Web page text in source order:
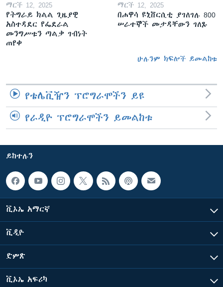
ማርች 12, 2025
የትግራይ ክልል ጊዜያዊ
አስተዳደር የፌደራል
መንግሥቱን ጣልቃ ገብነት
ጠየቀ
ማርች 12, 2025
በሐዋሳ ዩኒቨርሲቲ ያገለገሉ 800
ሠራተኞች መታዳቸውን ገለጹ
ሁሉንም ክፍሎች ይመልከቱ
የቴሌቪዥን ፕሮግራሞችን ይዩ
የራዲዮ ፕሮግራሞችን ይመልከቱ
ይከተሉን
ቪኦኤ አማርኛ
ቪዲዮ
ድምጽ
ቪኦኤ አፍሪካ